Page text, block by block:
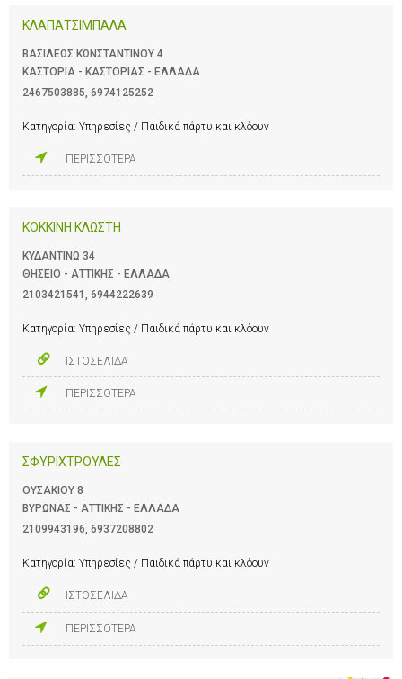
ΚΛΑΠΑΤΣΙΜΠΑΛΑ
ΒΑΣΙΛΕΩΣ ΚΩΝΣΤΑΝΤΙΝΟΥ 4
ΚΑΣΤΟΡΙΑ - ΚΑΣΤΟΡΙΑΣ - ΕΛΛΑΔΑ
2467503885 6974125252
Κατηγορία: Υπηρεσίες / Παιδικά πάρτυ και κλόουν
ΠΕΡΙΣΣΟΤΕΡΑ
ΚΟΚΚΙΝΗ ΚΛΩΣΤΗ
ΚΥΔΑΝΤΙΝΩ 34
ΘΗΣΕΙΟ - ΑΤΤΙΚΗΣ - ΕΛΛΑΔΑ
2103421541
6944222639
Κατηγορία: Υπηρεσίες / Παιδικά πάρτυ και κλόουν
ΙΣΤΟΣΕΛΙΔΑ
ΠΕΡΙΣΣΟΤΕΡΑ
ΣΦΥΡΙΧΤΡΟΥΛΕΣ
ΟΥΣΑΚΙΟΥ 8
ΒΥΡΩΝΑΣ - ΑΤΤΙΚΗΣ - ΕΛΛΑΔΑ
2109943196, 6937208802
Κατηγορία: Υπηρεσίες / Παιδικά πάρτυ και κλόουν
ΙΣΤΟΣΕΛΙΔΑ
ΠΕΡΙΣΣΟΤΕΡΑ